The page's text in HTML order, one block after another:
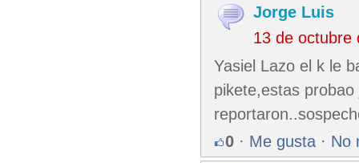
Jorge Luis
13 de octubre
Yasiel Lazo el k le
pikete,estas
0 · Me gusta · No